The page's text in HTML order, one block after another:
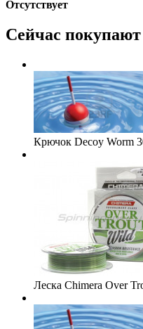
Отсутствует
Сейчас покупают
Крючок Decoy Worm
Леска Chimera Over